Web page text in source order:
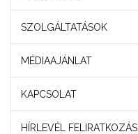
SZOLGÁLTATÁSOK
MÉDIAAJÁNLAT
KAPCSOLAT
HÍRLEVÉL FELIRATKOZÁS